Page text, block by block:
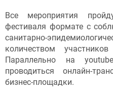
Все мероприятия
фестиваля формате с
санитарно-
количеством
Параллельно на
проводиться онлайн-
бизнес-площадки.